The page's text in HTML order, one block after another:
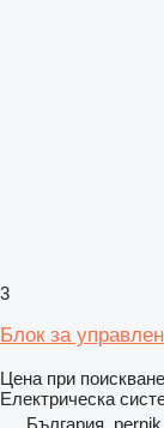
3
Блок за
Цена при поискване
Електрическа
България, pernik